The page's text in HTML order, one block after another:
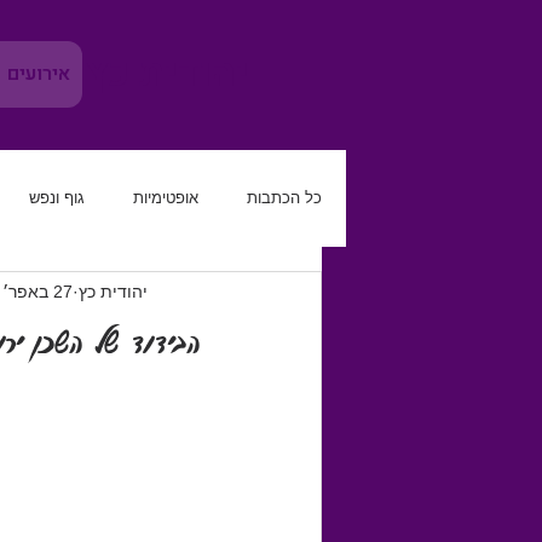
אירועים
כל הכתבות אופטימיות גוף ונפש
להגביר את הטוב
הבידוד של השכן
יהודית כץ 27 באפר׳ 2020